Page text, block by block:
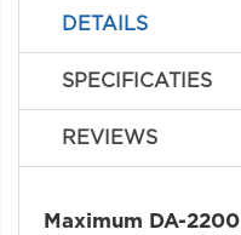
DETAILS
SPECIFICATIES
REVIEWS
Maximum DA-2200